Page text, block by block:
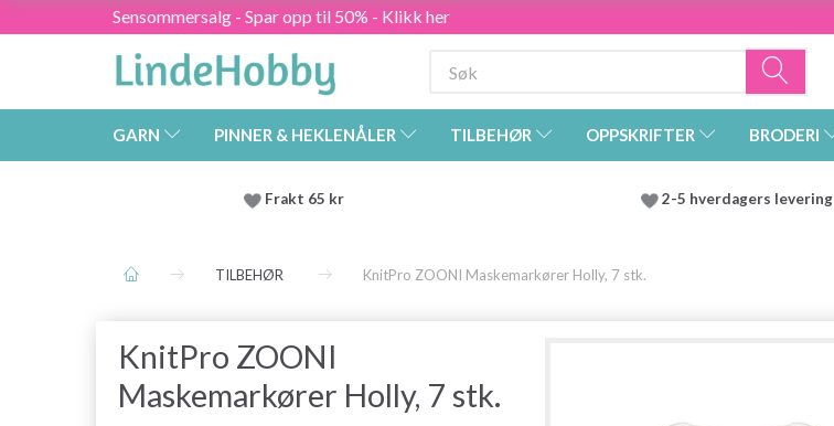
Sensommersalg - Spar opp til 50% - Klikk her
GARN PINNER & HEKLENÅLER TILBEHØR OPPSKRIFTER BRODERI
Frakt 65 kr 2-5 hverdagers levering
TILBEHØR KnitPro ZOONI Maskemarkører Holly, 7 stk.
KnitPro ZOONI
Maskemarkører Holly, 7 stk.